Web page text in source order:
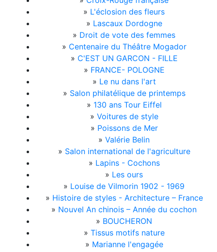
» L'éclosion des fleurs
» Lascaux Dordogne
» Droit de vote des femmes
» Centenaire du Théâtre Mogador
» C'EST UN GARCON - FILLE
» FRANCE- POLOGNE
» Le nu dans l'art
» Salon philatélique de printemps
» 130 ans Tour Eiffel
» Voitures de style
» Poissons de Mer
» Valérie Belin
» Salon international de l'agriculture
» Lapins - Cochons
» Les ours
» Louise de Vilmorin 1902 - 1969
» Histoire de styles - Architecture – France
» Nouvel An chinois – Année du cochon
» BOUCHERON
» Tissus motifs nature
» Marianne l'engagée